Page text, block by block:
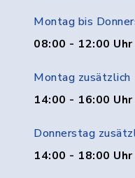
Montag bis
08:00 - 12:00 Uhr
Montag zusätzlich
14:00 - 16:00 Uhr
Donnerstag
14:00 - 18:00 Uhr